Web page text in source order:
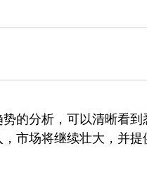
的分析，可以清晰看